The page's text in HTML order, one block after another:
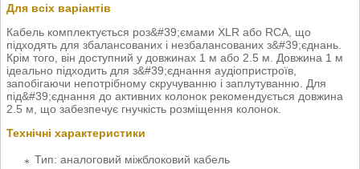
Для всіх варіантів
Кабель комплектується роз&#39;ємами XLR або RCA, що
підходять для збалансованих і незбалансованих з&#39;єднань.
Крім того, він доступний у довжинах 1 м або 2.5 м. Довжина 1 м
ідеально підходить для з&#39;єднання аудіопристроїв,
запобігаючи непотрібному скручуванню і заплутуванню. Для
під&#39;єднання до активних колонок рекомендується довжина
2.5 м, що забезпечує гнучкість розміщення колонок.
Технічні характеристики
Тип: аналоговий міжблоковий кабель